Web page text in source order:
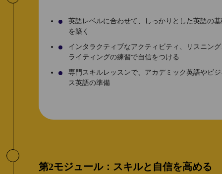
英語レベルに合わせて、しっかりとした英語の
を築く
インタラクティブなアクティビティ、リスニン
ライティングの練習で自信をつける
専門スキルレッスンで、アカデミック英語やビ
ス英語の準備
第2モジュール：スキルと自信を高める